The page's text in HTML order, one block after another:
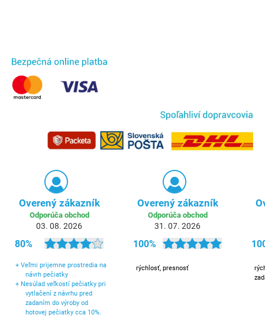
Overený zákazník
Odporúča obchod
03. 08. 2026
80%
+ Veľmi prijemne prostredia na
návrh pečiatky
+ Nesúlad veľkostí pečiatky pri
vytlačení z návrhu pred
zadaním do výroby od
hotovej pečiatky cca 10%.
Overený zákazník
Odporúča obchod
31. 07. 2026
100%
rýchlosť, presnosť